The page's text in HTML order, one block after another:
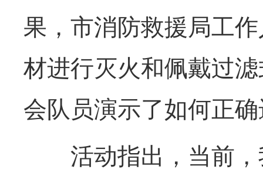
果，市消防救援局工
材进行灭火和佩戴过
会队员演示了如何正
活动指出，当前，